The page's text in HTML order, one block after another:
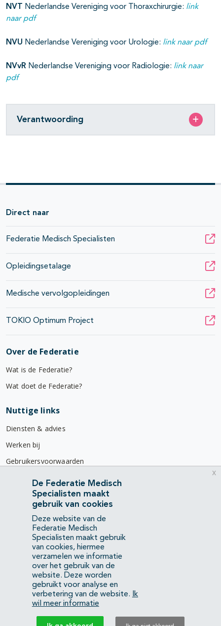
NVT Nederlandse Vereniging voor Thoraxchirurgie: link
naar pdf
NVU Nederlandse Vereniging voor Urologie: link naar pdf
NVvR Nederlandse Vereniging voor Radiologie: link naar
pdf
Verantwoording
Direct naar
Federatie Medisch Specialisten
Opleidingsetalage
Medische vervolgopleidingen
TOKIO Optimum Project
Over de Federatie
Wat is de Federatie?
Wat doet de Federatie?
Nuttige links
Diensten & advies
Werken bij
Gebruikersvoorwaarden
Privacyverklaring
Contact
Mercatorlaan 1200
3528 BL Utrecht
(088) 505 34 34
info@richtlijnendatabase.nl
YouTubeLinkedIn
De Federatie Medisch
Specialisten maakt
gebruik van cookies
Deze website van de
Federatie Medisch
Specialisten maakt gebruik
van cookies, hiermee
verzamelen we informatie
over het gebruik van de
website. Deze worden
gebruikt voor analyse en
verbetering van de website.
Ik
wil meer informatie
x